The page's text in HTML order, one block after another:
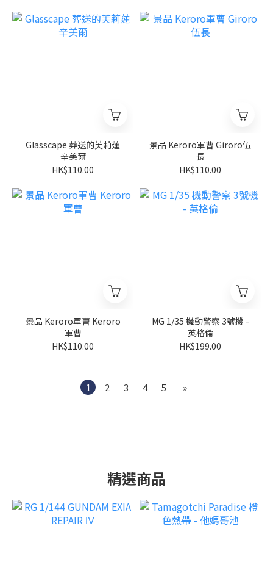
Glasscape 葬送的芙莉蓮
辛美爾
HK$110.00
景品 Keroro軍曹 Giroro伍
長
HK$110.00
景品 Keroro軍曹 Keroro
軍曹
HK$110.00
MG 1/35 機動警察 3號機 -
英格倫
HK$199.00
1 2 3 4 5 »
精選商品